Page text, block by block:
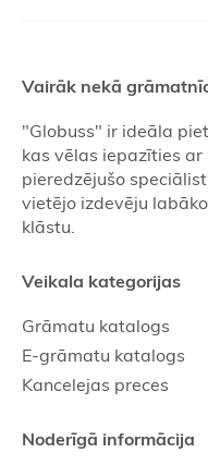
Vairāk nekā
"Globuss" ir ideāla
kas vēlas iepazīties ar
pieredzējušo
vietējo izdevēju
klāstu.
Veikala kategorijas
Grāmatu katalogs
E-grāmatu katalogs
Kancelejas preces
Noderīgā informācija